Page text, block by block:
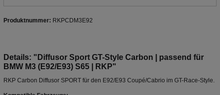
Produktnummer: RKPCDM3E92
Details: "Diffusor Sport GT-Style Carbon | passend für
BMW M3 (E92/E93) S65 | RKP"
RKP Carbon Diffusor SPORT für den E92/E93 Coupé/Cabrio im GT-Race-Style.